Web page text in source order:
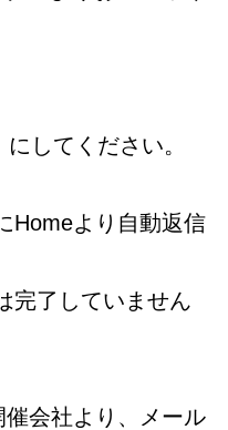
にしてください。
Homeより自動返信
完了していません
会社より、メール